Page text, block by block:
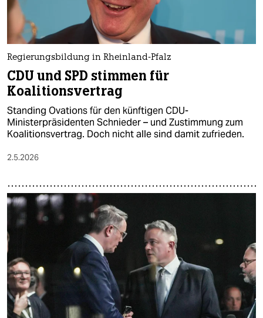
Regierungsbildung in Rheinland-Pfalz
CDU und SPD stimmen für
Koalitionsvertrag
Standing Ovations für den künftigen CDU-
Ministerpräsidenten Schnieder – und Zustimmung zum
Koalitionsvertrag. Doch nicht alle sind damit zufrieden.
2.5.2026